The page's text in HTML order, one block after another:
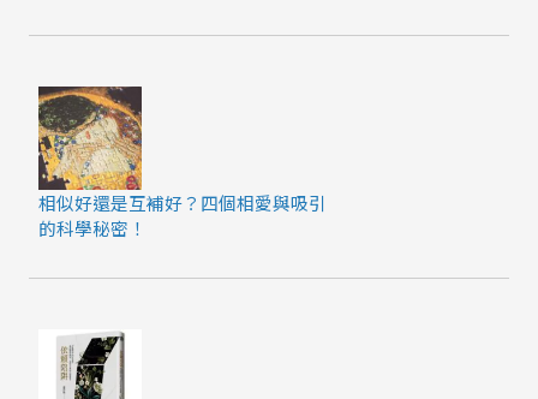
相似好還是互補好？四個相愛與吸引
的科學秘密！